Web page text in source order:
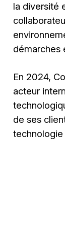
la diversité
démarches
En 2024,
acteur
de ses
technologie